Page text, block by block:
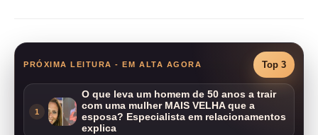
PRÓXIMA LEITURA - EM ALTA AGORA Top 3
1
O que leva um homem de 50 anos a trair
com uma mulher MAIS VELHA que a
esposa? Especialista em relacionamentos
explica